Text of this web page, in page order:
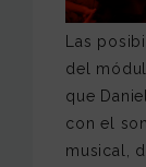
Las
del
que
con el
musical,